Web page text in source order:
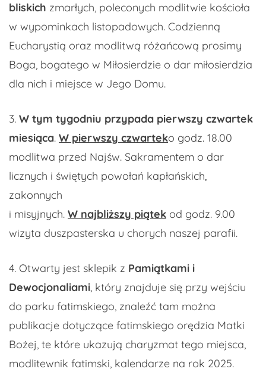
bliskich zmarłych, poleconych modlitwie kościoła
w wypominkach listopadowych. Codzienną
Eucharystią oraz modlitwą różańcową prosimy
Boga, bogatego w Miłosierdzie o dar miłosierdzia
dla nich i miejsce w Jego Domu.
3. W tym tygodniu przypada pierwszy czwartek
miesiąca. W pierwszy czwarteko godz. 18.00
modlitwa przed Najśw. Sakramentem o dar
licznych i świętych powołań kapłańskich,
zakonnych
i misyjnych. W najbliższy piątek od godz. 9.00
wizyta duszpasterska u chorych naszej parafii.
4. Otwarty jest sklepik z Pamiątkami i
Dewocjonaliami, który znajduje się przy wejściu
do parku fatimskiego, znaleźć tam można
publikacje dotyczące fatimskiego orędzia Matki
Bożej, te które ukazują charyzmat tego miejsca,
modlitewnik fatimski, kalendarze na rok 2025.